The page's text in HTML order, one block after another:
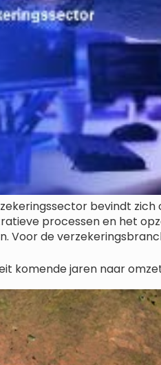
bevindt
processen en het
de
komende jaren naar